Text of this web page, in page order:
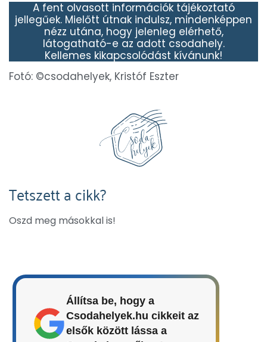
A fent olvasott információk tájékoztató
jellegűek. Mielőtt útnak indulsz, mindenképpen
nézz utána, hogy jelenleg elérhető,
látogatható-e az adott csodahely.
Kellemes kikapcsolódást kívánunk!
Fotó: ©csodahelyek, Kristóf Eszter
Tetszett a cikk?
Oszd meg másokkal is!
Állítsa be, hogy a
Csodahelyek.hu cikkeit az
elsők között lássa a